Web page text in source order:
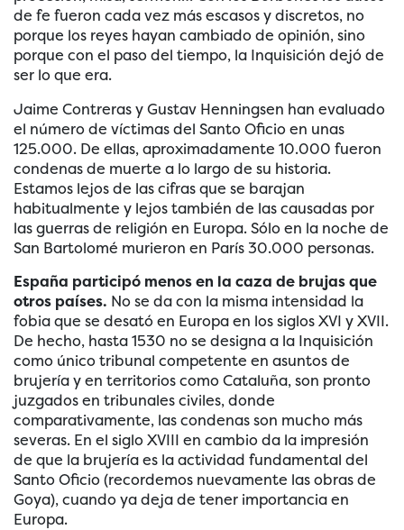
de fe fueron cada vez más escasos y discretos, no
porque los reyes hayan cambiado de opinión, sino
porque con el paso del tiempo, la Inquisición dejó de
ser lo que era.
Jaime Contreras y Gustav Henningsen han evaluado
el número de víctimas del Santo Oficio en unas
125.000. De ellas, aproximadamente 10.000 fueron
condenas de muerte a lo largo de su historia.
Estamos lejos de las cifras que se barajan
habitualmente y lejos también de las causadas por
las guerras de religión en Europa. Sólo en la noche de
San Bartolomé murieron en París 30.000 personas.
España participó menos en la caza de brujas que
otros países. No se da con la misma intensidad la
fobia que se desató en Europa en los siglos XVI y XVII.
De hecho, hasta 1530 no se designa a la Inquisición
como único tribunal competente en asuntos de
brujería y en territorios como Cataluña, son pronto
juzgados en tribunales civiles, donde
comparativamente, las condenas son mucho más
severas. En el siglo XVIII en cambio da la impresión
de que la brujería es la actividad fundamental del
Santo Oficio (recordemos nuevamente las obras de
Goya), cuando ya deja de tener importancia en
Europa.